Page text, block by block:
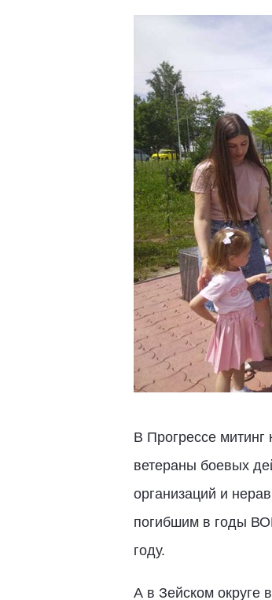
В Прогрессе
ветераны боевых
организаций и
погибшим в годы
году.
А в Зейском округе